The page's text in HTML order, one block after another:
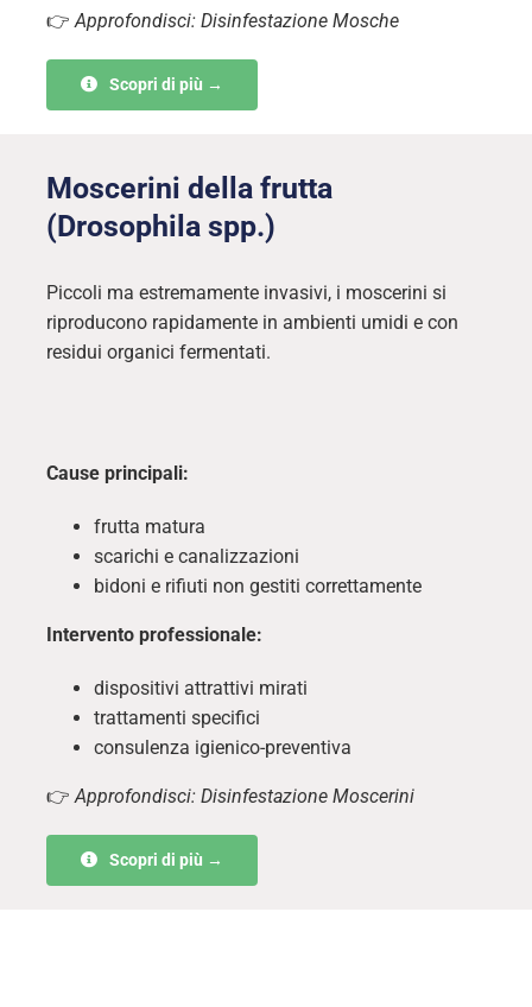
👉 Approfondisci: Disinfestazione Mosche
Scopri di più →
Moscerini della frutta
(Drosophila spp.)
Piccoli ma estremamente invasivi, i moscerini si
riproducono rapidamente in ambienti umidi e con
residui organici fermentati.
Cause principali:
frutta matura
scarichi e canalizzazioni
bidoni e rifiuti non gestiti correttamente
Intervento professionale:
dispositivi attrattivi mirati
trattamenti specifici
consulenza igienico-preventiva
👉 Approfondisci: Disinfestazione Moscerini
Scopri di più →